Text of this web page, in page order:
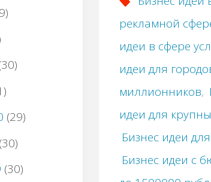
рекламной
идеи в сфере
идеи для
миллионников,
идеи для
Бизнес идеи
Бизнес идеи с
(29)
(30)
(30)